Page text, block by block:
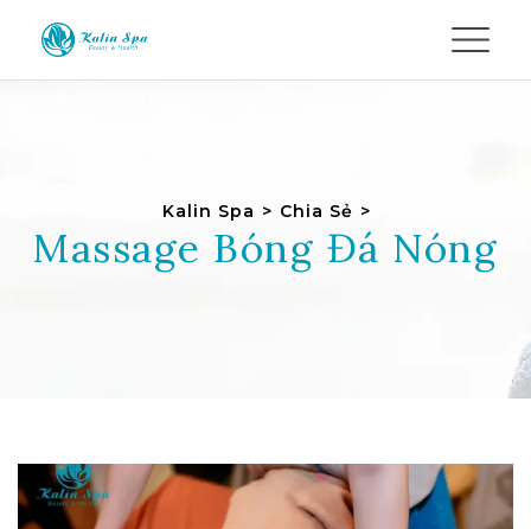
Kalin Spa > Chia Sẻ >
Massage Bóng Đá Nóng